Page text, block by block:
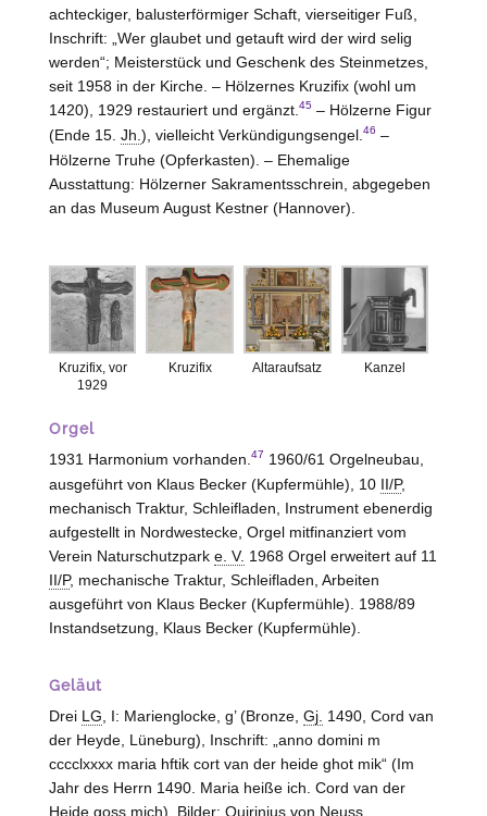
achteckiger, balusterförmiger Schaft, vierseitiger Fuß,
Inschrift: „Wer glaubet und getauft wird der wird selig
werden“; Meisterstück und Geschenk des Steinmetzes,
seit 1958 in der Kirche. – Hölzernes Kruzifix (wohl um
1420), 1929 restauriert und ergänzt. 45– Hölzerne Figur
(Ende 15. Jh. ), vielleicht Verkündigungsengel. 46 –
Hölzerne Truhe (Opferkasten). – Ehemalige
Ausstattung: Hölzerner Sakramentsschrein, abgegeben
an das Museum August Kestner (Hannover).
Kruzifix, vor
1929
Kruzifix Altaraufsatz Kanzel
Orgel
1931 Harmonium vorhanden. 47 1960/61 Orgelneubau,
ausgeführt von Klaus Becker (Kupfermühle), 10 II/P,
mechanisch Traktur, Schleifladen, Instrument ebenerdig
aufgestellt in Nordwestecke, Orgel mitfinanziert vom
Verein Naturschutzpark e. V. 1968 Orgel erweitert auf 11
II/P, mechanische Traktur, Schleifladen, Arbeiten
ausgeführt von Klaus Becker (Kupfermühle). 1988/89
Instandsetzung, Klaus Becker (Kupfermühle).
Geläut
Drei LG , I: Marienglocke, g’ (Bronze, Gj. 1490, Cord van
der Heyde, Lüneburg), Inschrift: „anno domini m
cccclxxxx maria hftik cort van der heide ghot mik“ (Im
Jahr des Herrn 1490. Maria heiße ich. Cord van der
Heide goss mich), Bilder: Quirinius von Neuss